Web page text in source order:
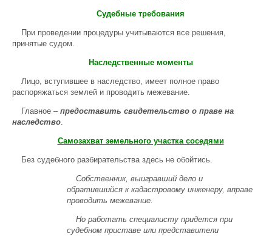
Судебные требования
При проведении процедуры учитываются все решения,
принятые судом.
Наследственные моменты
Лицо, вступившее в наследство, имеет полное право
распоряжаться землей и проводить межевание.
Главное –предоставить свидетельство о праве на
наследство.
Самозахват земельного участка соседями
Без судебного разбирательства здесь не обойтись.
Собственник, выигравший дело и
обратившийся к кадастровому инженеру, вправе
проводить межевание.
Но работать специалисту придется при
судебном приставе или представители